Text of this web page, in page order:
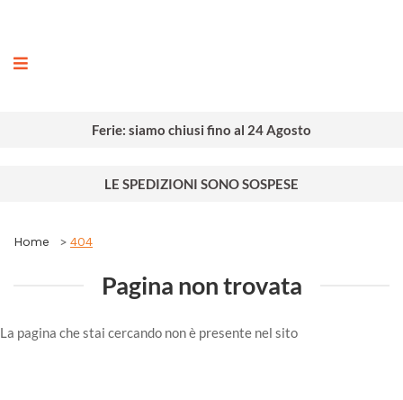
Ferie: siamo chiusi fino al 24 Agosto
LE SPEDIZIONI SONO SOSPESE
Home 404
Pagina non trovata
La pagina che stai cercando non è presente nel sito